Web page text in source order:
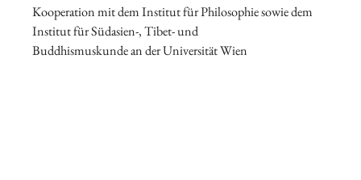
Kooperation mit dem Institut für Philosophie sowie dem
Institut für Südasien-, Tibet- und
Buddhismuskunde an der Universität Wien